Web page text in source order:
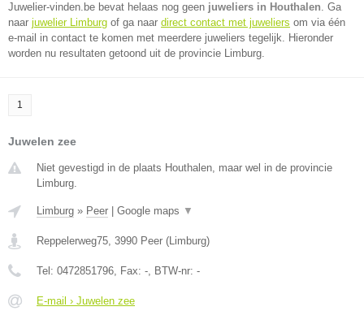
Juwelier-vinden.be bevat helaas nog geen juweliers in Houthalen. Ga
naar juwelier Limburg of ga naar direct contact met juweliers om via één
e-mail in contact te komen met meerdere juweliers tegelijk. Hieronder
worden nu resultaten getoond uit de provincie Limburg.
1
Juwelen zee
Niet gevestigd in de plaats Houthalen, maar wel in de provincie
Limburg.
Limburg » Peer Google maps ▼
Reppelerweg75, 3990 Peer (Limburg)
Tel: 0472851796, Fax: -, BTW-nr: -
E-mail › Juwelen zee